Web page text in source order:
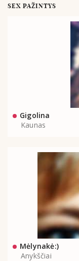
SEX PAŽINTYS
Gigolina
Kaunas
Mėlynakė:)
Anykščiai